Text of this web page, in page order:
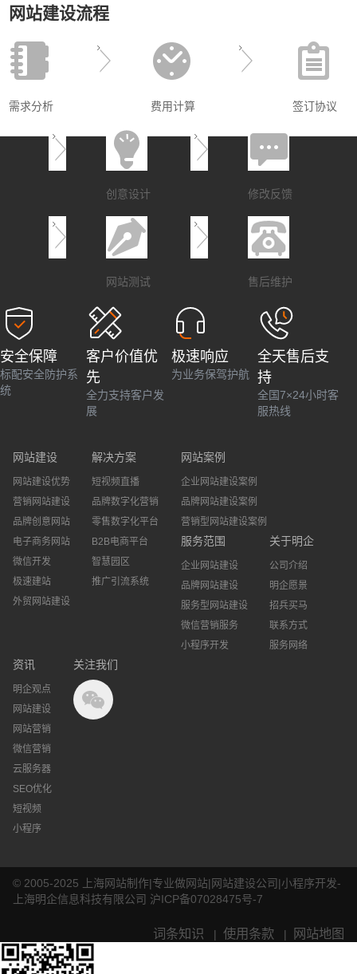
网站建设流程
需求分析 费用计算 签订协议
创意设计 修改反馈
网站测试 售后维护
安全保障
标配安全防护系
统
客户价值优
先
全力支持客户发
展
极速响应
为业务保驾护航
全天售后支
持
全国7×24小时客
服热线
网站建设
网站建设优势
营销网站建设
品牌创意网站
电子商务网站
微信开发
极速建站
外贸网站建设
解决方案
短视频直播
品牌数字化营销
零售数字化平台
B2B电商平台
智慧园区
推广引流系统
网站案例
企业网站建设案例
品牌网站建设案例
营销型网站建设案例
服务范围
企业网站建设
品牌网站建设
服务型网站建设
微信营销服务
小程序开发
关于明企
公司介绍
明企愿景
招兵买马
联系方式
服务网络
资讯
明企观点
网站建设
网站营销
微信营销
云服务器
SEO优化
短视频
小程序
关注我们
© 2005-2025 上海网站制作|专业做网站|网站建设公司|小程序开发-
上海明企信息科技有限公司 沪ICP备07028475号-7
词条知识 | 使用条款 | 网站地图